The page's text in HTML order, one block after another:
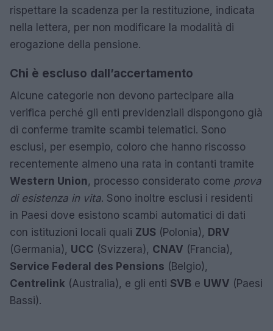
rispettare la scadenza per la restituzione, indicata
nella lettera, per non modificare la modalità di
erogazione della pensione.
Chi è escluso dall’accertamento
Alcune categorie non devono partecipare alla
verifica perché gli enti previdenziali dispongono già
di conferme tramite scambi telematici. Sono
esclusi, per esempio, coloro che hanno riscosso
recentemente almeno una rata in contanti tramite
Western Union, processo considerato come prova
di esistenza in vita. Sono inoltre esclusi i residenti
in Paesi dove esistono scambi automatici di dati
con istituzioni locali quali ZUS (Polonia), DRV
(Germania), UCC (Svizzera), CNAV (Francia),
Service Federal des Pensions (Belgio),
Centrelink (Australia), e gli enti SVB e UWV (Paesi
Bassi).